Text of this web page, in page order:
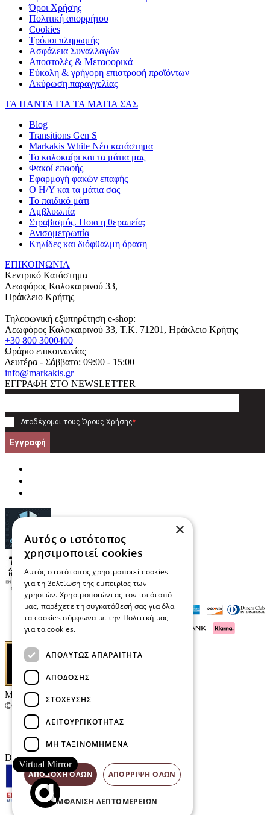
Όροι Χρήσης
Πολιτική απορρήτου
Cookies
Τρόποι πληρωμής
Ασφάλεια Συναλλαγών
Αποστολές & Μεταφορικά
Εύκολη & γρήγορη επιστροφή προϊόντων
Ακύρωση παραγγελίας
ΤΑ ΠΑΝΤΑ ΓΙΑ ΤΑ ΜΑΤΙΑ ΣΑΣ
Blog
Transitions Gen S
Markakis White Νέο κατάστημα
Το καλοκαίρι και τα μάτια μας
Φακοί επαφής
Εφαρμογή φακών επαφής
Ο Η/Υ και τα μάτια σας
Το παιδικό μάτι
Αμβλυωπία
Στραβισμός. Ποια η θεραπεία;
Ανισομετρωπία
Κηλίδες και διόφθαλμη όραση
ΕΠΙΚΟΙΝΩΝΙΑ
Κεντρικό Κατάστημα
Λεωφόρος Καλοκαιρινού 33,
Ηράκλειο Κρήτης
Τηλεφωνική εξυπηρέτηση e-shop:
Λεωφόρος Καλοκαιρινού 33, T.K. 71201, Ηράκλειο Κρήτης
+30 800 3000400
Ωράριο επικοινωνίας
Δευτέρα - Σάββατο: 09:00 - 15:00
info@markakis.gr
ΕΓΓΡΑΦΗ ΣΤΟ NEWSLETTER
Αποδέχομαι τους Όρους Χρήσης*
Εγγραφή
Μαρκάκης Οπτικά
© 2026
Επικοινωνία
E-Volution Awards
Designed & developed by
Virtual Mirror
×
Αυτός ο ιστότοπος
χρησιμοποιεί cookies
Αυτός ο ιστότοπος χρησιμοποιεί cookies
για τη βελτίωση της εμπειρίας των
χρηστών. Χρησιμοποιώντας τον ιστότοπό
μας, παρέχετε τη συγκατάθεσή σας για όλα
τα cookies σύμφωνα με την Πολιτική μας
για τα cookies.
ΑΠΟΛΎΤΩΣ ΑΠΑΡΑΊΤΗΤΑ
ΑΠΌΔΟΣΗΣ
ΣΤΌΧΕΥΣΗΣ
ΛΕΙΤΟΥΡΓΙΚΌΤΗΤΑΣ
ΜΗ ΤΑΞΙΝΟΜΗΜΈΝΑ
ΑΠΟΔΟΧΉ ΌΛΩΝ ΑΠΌΡΡΙΨΗ ΌΛΩΝ
ΕΜΦΆΝΙΣΗ ΛΕΠΤΟΜΕΡΕΙΏΝ